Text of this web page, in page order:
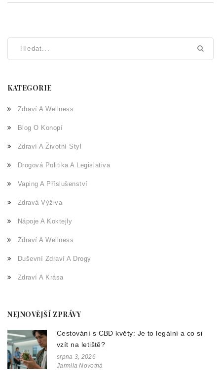
KATEGORIE
Zdraví A Wellness
Blog O Konopí
Zdraví A Životní Styl
Drogová Politika A Legislativa
Vaping A Příslušenství
Zdravá Výživa
Nápoje A Koktejly
Zdraví A Wellness
Duševní Zdraví A Drogy
Zdraví A Krása
NEJNOVĚJŠÍ ZPRÁVY
Cestování s CBD květy: Je to legální a co si
vzít na letiště?
srpna 3, 2026
Jarmila Novotná